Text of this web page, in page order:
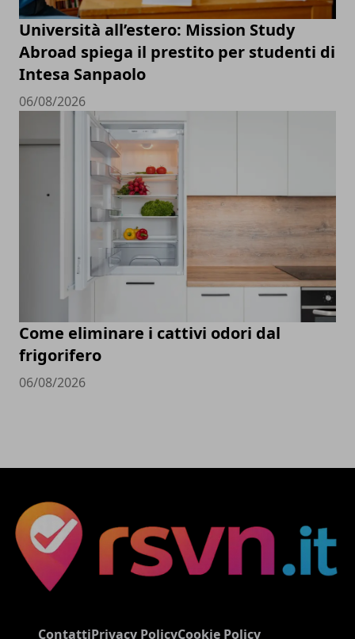
Università all’estero: Mission Study
Abroad spiega il prestito per studenti di
Intesa Sanpaolo
06/08/2026
Come eliminare i cattivi odori dal
frigorifero
06/08/2026
ContattiPrivacy PolicyCookie Policy